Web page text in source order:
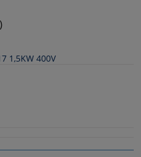
1,5KW 400V